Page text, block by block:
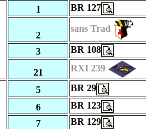
1 BR 127
2
sans Trad
3 BR 108
21 RXI 239
5
BR 29
6
BR 123
7
BR 129